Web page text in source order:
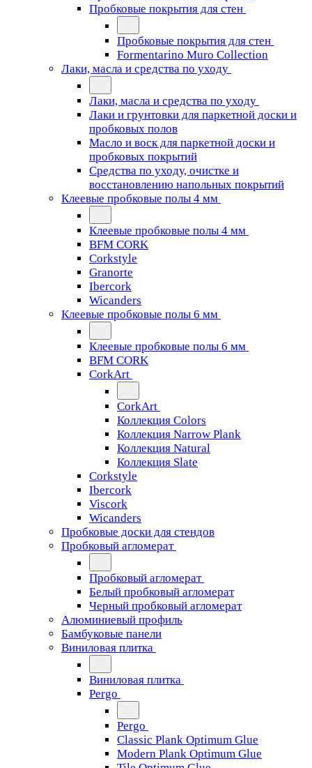
Пробковые покрытия для стен
Пробковые покрытия для стен
Formentarino Muro Collection
Лаки, масла и средства по уходу
Лаки, масла и средства по уходу
Лаки и грунтовки для паркетной доски и
пробковых полов
Масло и воск для паркетной доски и
пробковых покрытий
Средства по уходу, очистке и
восстановлению напольных покрытий
Клеевые пробковые полы 4 мм
Клеевые пробковые полы 4 мм
BFM CORK
Corkstyle
Granorte
Ibercork
Wicanders
Клеевые пробковые полы 6 мм
Клеевые пробковые полы 6 мм
BFM CORK
CorkArt
CorkArt
Коллекция Colors
Коллекция Narrow Plank
Коллекция Natural
Коллекция Slate
Corkstyle
Ibercork
Viscork
Wicanders
Пробковые доски для стендов
Пробковый агломерат
Пробковый агломерат
Белый пробковый агломерат
Черный пробковый агломерат
Алюминиевый профиль
Бамбуковые панели
Виниловая плитка
Виниловая плитка
Pergo
Pergo
Classic Plank Optimum Glue
Modern Plank Optimum Glue